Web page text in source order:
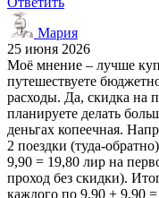
Мария
25 июня 2026
Моё мнение – лучше
путешествуете
расходы. Да, скидка на
планируете делать
деньгах копеечная.
2 поездки (туда-
9,90 = 19,80 лир на
проход без скидки).
каждого по 9,90 + 9,90